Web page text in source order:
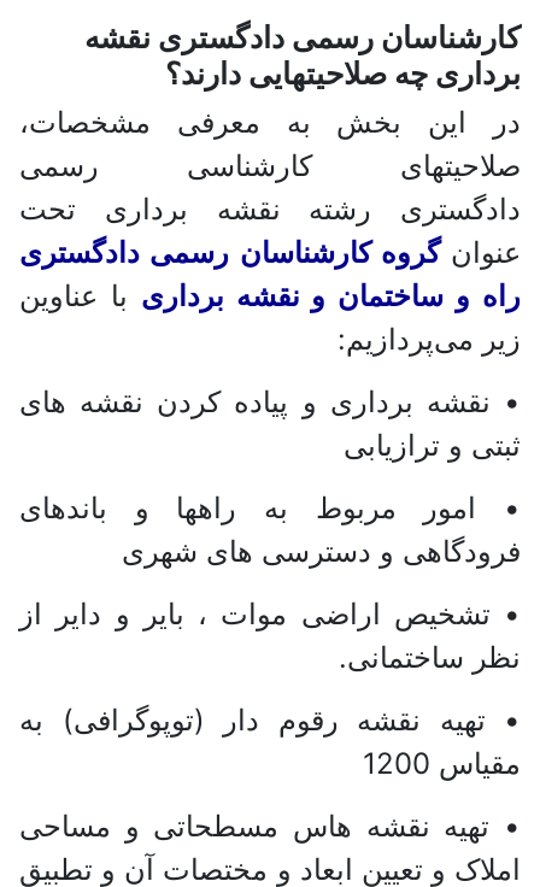
کارشناسان رسمی دادگستری نقشه
برداری چه صلاحیتهایی دارند؟
در این بخش به معرفی مشخصات،
صلاحیتهای کارشناسی رسمی
دادگستری رشته نقشه برداری تحت
عنوانگروه کارشناسان رسمی دادگستری
راه و ساختمان و نقشه برداری با عناوین
زیر می‌پردازیم:
• نقشه برداری و پیاده کردن نقشه های
ثبتی و ترازیابی
• امور مربوط به راهها و باندهای
فرودگاهی و دسترسی های شهری
• تشخیص اراضی موات ، بایر و دایر از
نظر ساختمانی.
• تهیه نقشه رقوم دار (توپوگرافی) به
مقیاس 1200
• تهیه نقشه هاس مسطحاتی و مساحی
املاک و تعیین ابعاد و مختصات آن و تطبیق